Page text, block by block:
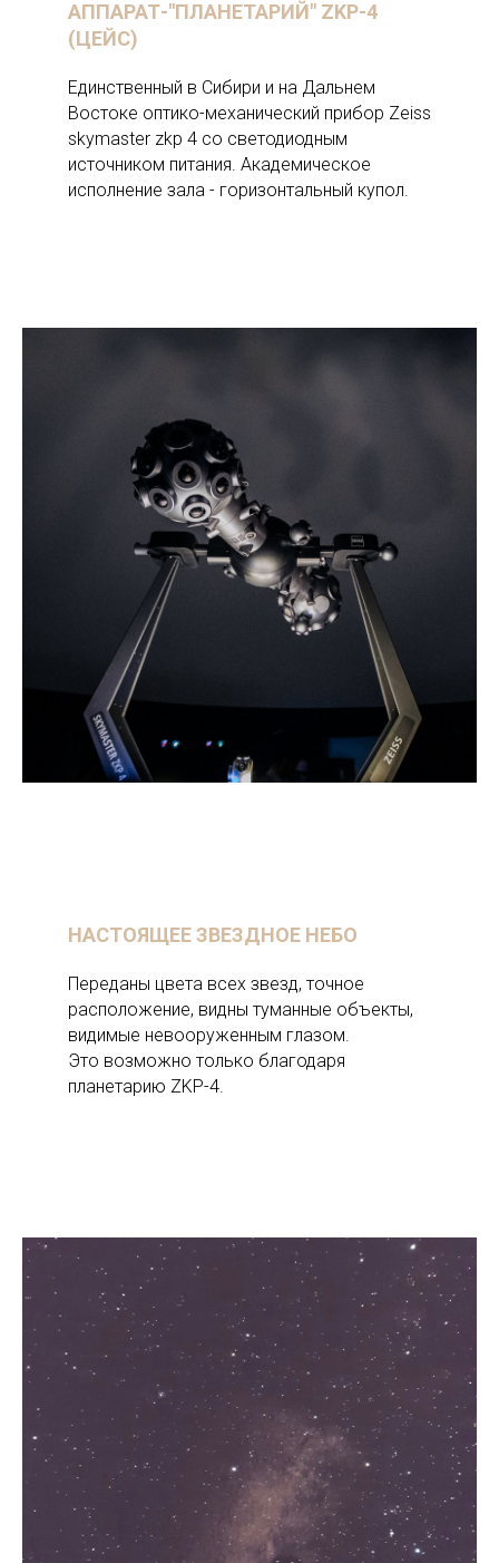
АППАРАТ-"ПЛАНЕТАРИЙ" ZKP-4
(ЦЕЙС)
Единственный в Сибири и на Дальнем
Востоке оптико-механический прибор Zeiss
skymaster zkp 4 со светодиодным
источником питания. Академическое
исполнение зала - горизонтальный купол.
НАСТОЯЩЕЕ ЗВЕЗДНОЕ НЕБО
Переданы цвета всех звезд, точное
расположение, видны туманные объекты,
видимые невооруженным глазом.
Это возможно только благодаря
планетарию ZKP-4.